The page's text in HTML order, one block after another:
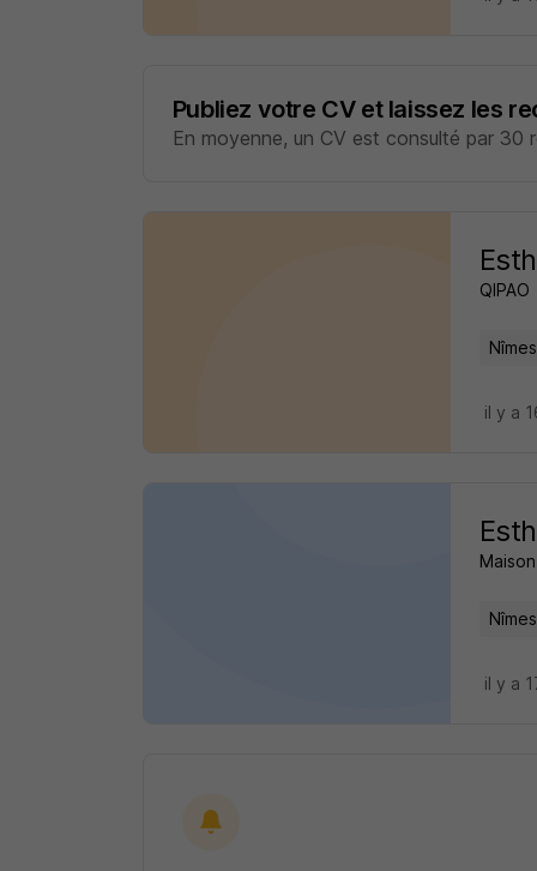
Publiez votre CV et laissez les
En moyenne, un CV est consulté par 30
QIPAO
il y a
il y a